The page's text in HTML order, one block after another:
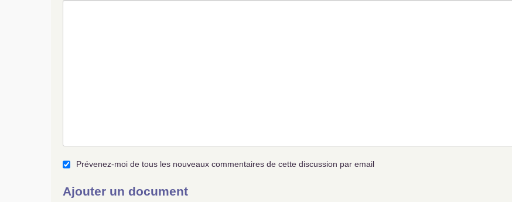
Prévenez-moi de tous les nouveaux commentaires de cette discussion par email
Ajouter un document